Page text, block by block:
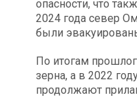
опасности, что
2024 года север
были
По итогам
зерна, а в 2022
продолжают